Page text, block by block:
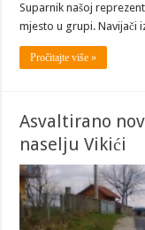
Suparnik našoj
mjesto u grupi. Navijači
Pročitajte više »
Asvaltirano
naselju Vikići